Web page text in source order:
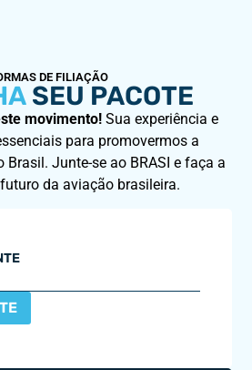
DE FILIAÇÃO
SEU PACOTE
movimento! Sua experiência e
para promovermos a
Brasil. Junte-se ao BRASI e faça a
da aviação brasileira.